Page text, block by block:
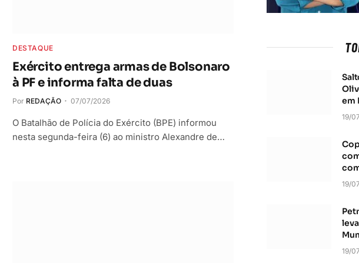
DESTAQUE
Exército entrega armas de Bolsonaro
à PF e informa falta de duas
Por REDAÇÃO 07/07/2026
O Batalhão de Polícia do Exército (BPE) informou
nesta segunda-feira (6) ao ministro Alexandre de…
em
19/
19/
19/